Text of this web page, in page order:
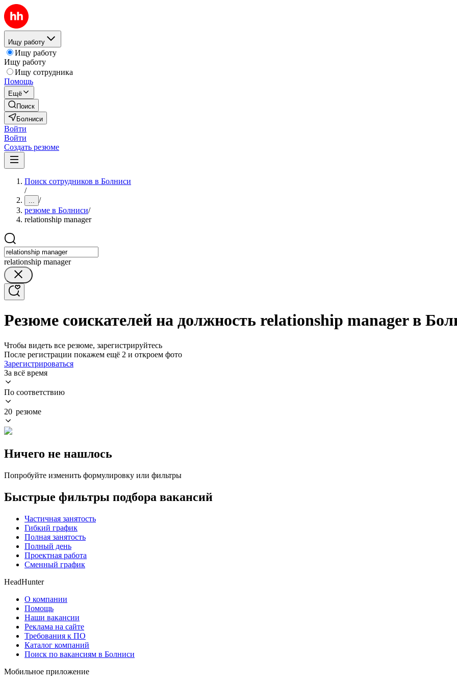
Ищу работу
Ищу работу
Ищу работу
Ищу сотрудника
Помощь
Ещё
Поиск
Болниси
Войти
Войти
Создать резюме
Поиск сотрудников в Болниси
/
... /
резюме в Болниси/
relationship manager
relationship manager
Резюме соискателей на должность relationship manager в
Чтобы видеть все резюме, зарегистрируйтесь
После регистрации покажем ещё 2 и откроем фото
Зарегистрироваться
За всё время
По соответствию
20 резюме
Ничего не нашлось
Попробуйте изменить формулировку или фильтры
Быстрые фильтры подбора вакансий
Частичная занятость
Гибкий график
Полная занятость
Полный день
Проектная работа
Сменный график
HeadHunter
О компании
Помощь
Наши вакансии
Реклама на сайте
Требования к ПО
Каталог компаний
Поиск по вакансиям в Болниси
Мобильное приложение